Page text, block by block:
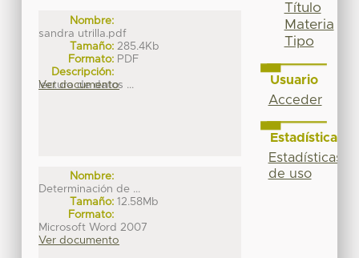
Nombre:
sandra utrilla.pdf
Tamaño: 285.4Kb
Formato: PDF
Descripción:
lectura de datos ...
Ver documento
Nombre:
Determinación de ...
Tamaño: 12.58Mb
Formato:
Microsoft Word 2007
Ver documento
Título
Materia
Tipo
Usuario
Acceder
Estadísticas
Estadísticas
de uso